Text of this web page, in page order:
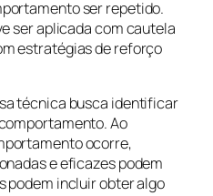
ser repetido.
ser aplicada com cautela
estratégias de reforço
técnica busca identificar
Ao
ocorre,
e eficazes podem
podem incluir obter algo